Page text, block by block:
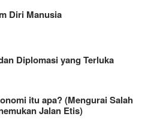
Diri Manusia
Diplomasi yang Terluka
itu apa? (Mengurai Salah
Jalan Etis)